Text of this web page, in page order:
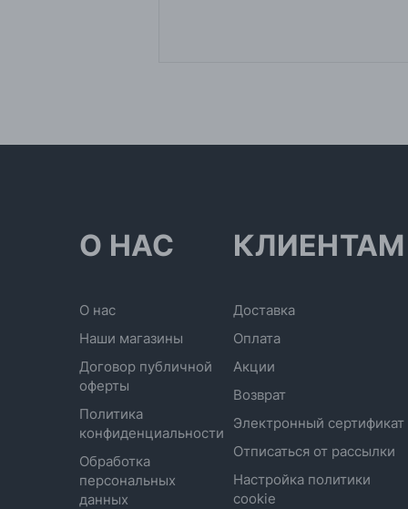
О НАС
О нас
Наши магазины
Договор публичной
оферты
Политика
конфиденциальности
Обработка
персональных
данных
КЛИЕНТАМ
Доставка
Оплата
Акции
Возврат
Электронный сертификат
Отписаться от рассылки
Настройка политики
cookie